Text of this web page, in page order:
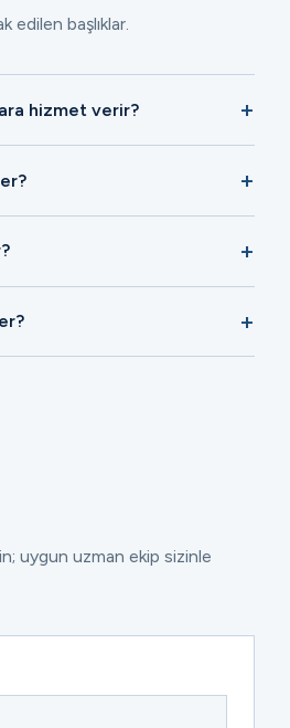
edilen başlıklar.
hizmet verir?
uygun uzman ekip sizinle